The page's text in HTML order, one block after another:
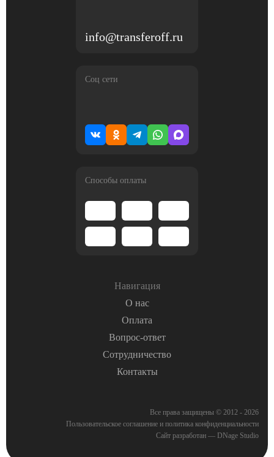
info@transferoff.ru
Соц сети
Способы оплаты
Навигация
О нас
Оплата
Вопрос-ответ
Сотрудничество
Контакты
Все права защищены © 2012 - 2026
Пользовательское соглашение и политика конфиденциальности
Сайт разработан — DNage Studio